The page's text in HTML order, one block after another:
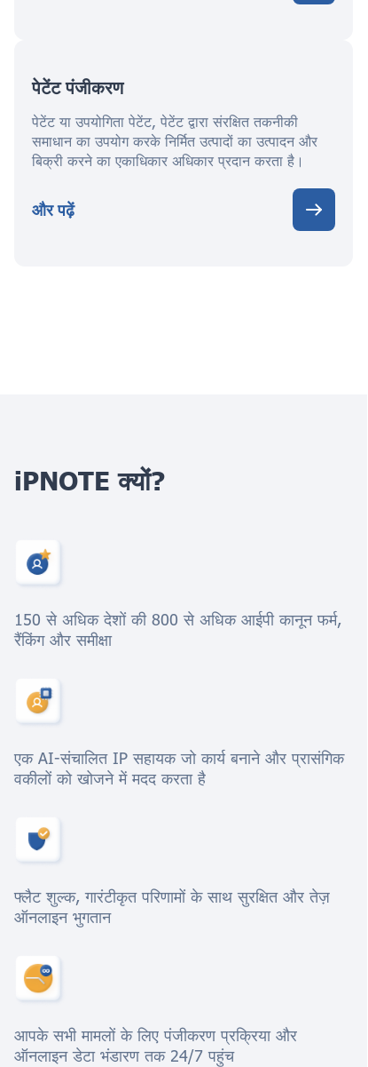
पेटेंट पंजीकरण
पेटेंट या उपयोगिता पेटेंट, पेटेंट द्वारा संरक्षित तकनीकी
समाधान का उपयोग करके निर्मित उत्पादों का उत्पादन और
बिक्री करने का एकाधिकार अधिकार प्रदान करता है।
और पढ़ें
iPNOTE क्यों?
150 से अधिक देशों की 800 से अधिक आईपी कानून फर्म,
रैंकिंग और समीक्षा
एक AI-संचालित IP सहायक जो कार्य बनाने और प्रासंगिक
वकीलों को खोजने में मदद करता है
फ्लैट शुल्क, गारंटीकृत परिणामों के साथ सुरक्षित और तेज़
ऑनलाइन भुगतान
आपके सभी मामलों के लिए पंजीकरण प्रक्रिया और
ऑनलाइन डेटा भंडारण तक 24/7 पहुंच